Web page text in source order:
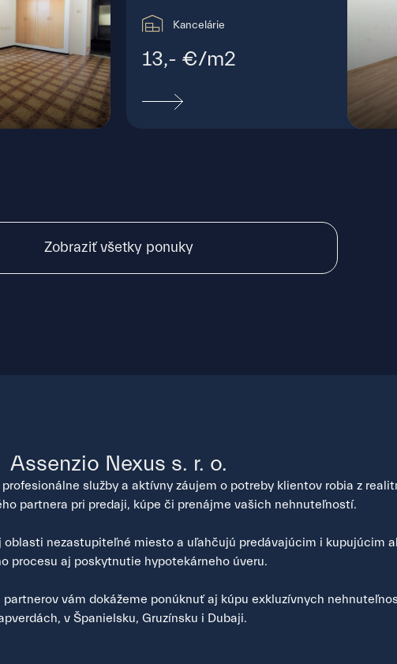
Kancelárie
13,- €/m2
Zobraziť všetky ponuky
Assenzio Nexus s. r. o.
služby a aktívny záujem o potreby klientov robia z
partnera pri predaji, kúpe či prenájme vašich nehnuteľností.
nezastupiteľné miesto a uľahčujú predávajúcim i kupujúcim
procesu aj poskytnutie hypotekárneho úveru.
vám dokážeme ponúknuť aj kúpu exkluzívnych
v Španielsku, Gruzínsku i Dubaji.